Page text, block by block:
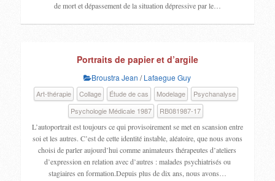
de mort et dépassement de la situation dépressive par le…
Portraits de papier et d’argile
Broustra Jean /Lafaegue Guy
Art-thérapie Collage Étude de cas Modelage
Psychanalyse
Psychologie Médicale 1987
RB081987-17
L’autoportrait est toujours ce qui provisoirement se met en scansion entre
soi et les autres. C’est de cette identité instable, aléatoire, que nous avons
choisi de parler aujourd’hui comme animateurs thérapeutes d’ateliers
d’expression en relation avec d’autres : malades psychiatrisés ou
stagiaires en formation.Depuis plus de dix ans, nous avons…